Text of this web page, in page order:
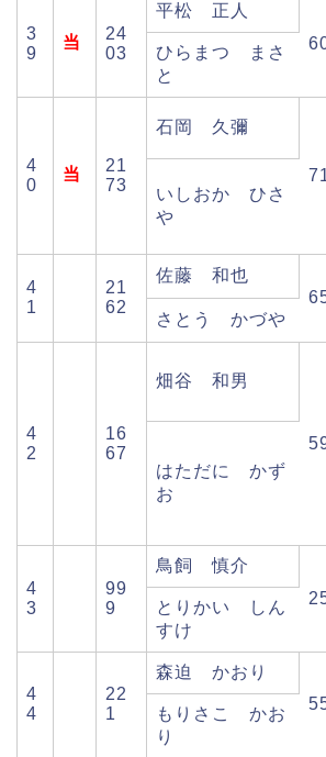
3
9
当
24
03
平松 正人
ひらまつ まさ
と
4
0
当
21
73
石岡 久彌
いしおか ひさ
や
4
1
21
62
佐藤 和也
さとう かづや
4
2
16
67
畑谷 和男
はただに かず
お
4
3
99
9
鳥飼 慎介
とりかい しん
すけ
4
4
22
1
森迫 かおり
もりさこ かお
り